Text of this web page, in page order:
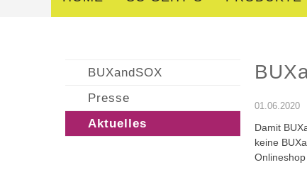
BUXandSOX
Presse
Aktuelles
01.06.2020
Damit
keine